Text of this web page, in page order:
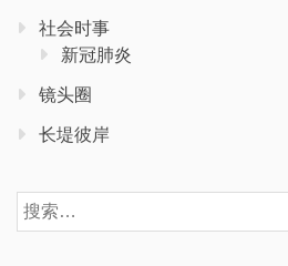
社会时事
新冠肺炎
镜头圈
长堤彼岸
搜
索：